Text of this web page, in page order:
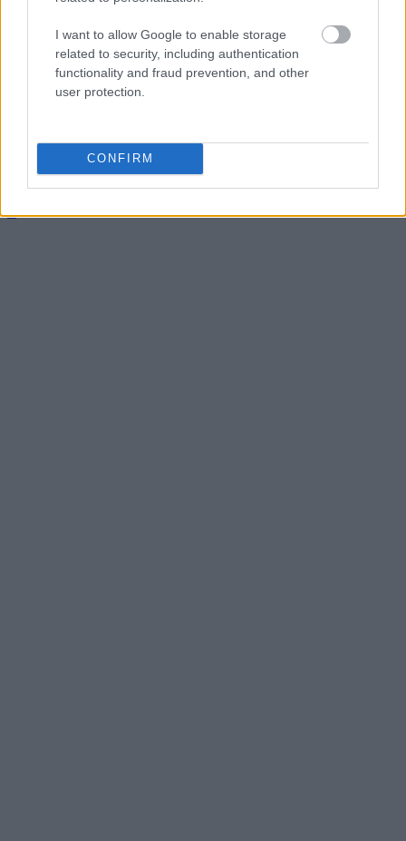
I want to allow Google to enable storage
related to security, including authentication
functionality and fraud prevention, and other
user protection.
CONFIRM
Zacznij pisać, żeby zobaczyć wyniki lub przyciśnij ESC,
by zamknąć
ZOBACZ WSZYSTKIE WYNIKI
A customizable modal perfect for newsletters
[mc4wp_form id="496"]